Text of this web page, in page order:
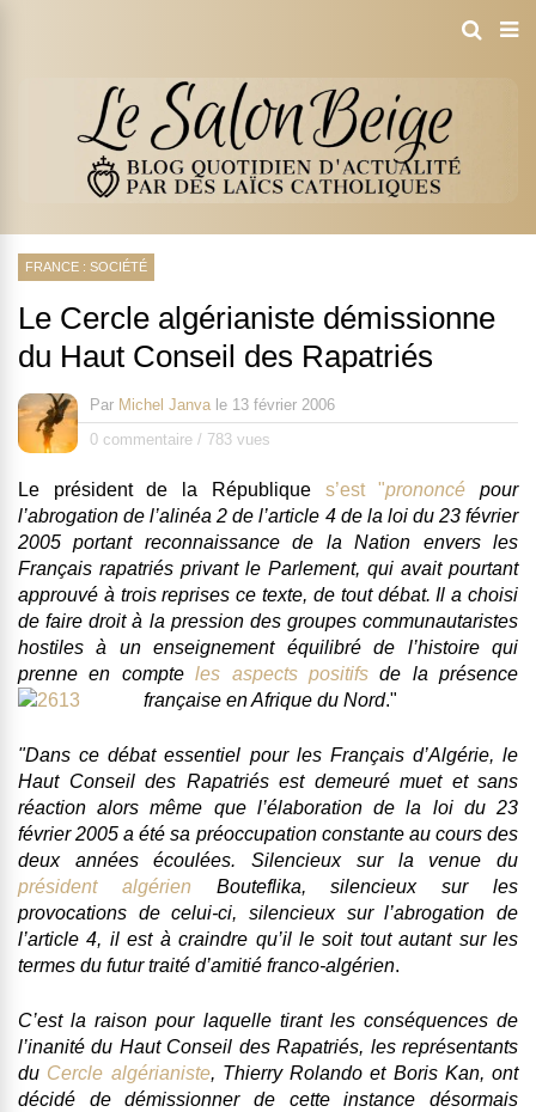
FRANCE : SOCIÉTÉ
Le Cercle algérianiste démissionne
du Haut Conseil des Rapatriés
Par Michel Janva le 13 février 2006
0 commentaire / 783 vues
Le président de la République s’est "prononcé pour
l’abrogation de l’alinéa 2 de l’article 4 de la loi du 23 février
2005 portant reconnaissance de la Nation envers les
Français rapatriés privant le Parlement, qui avait pourtant
approuvé à trois reprises ce texte, de tout débat. Ila choisi
de faire droit à la pression des groupes communautaristes
hostiles à un enseignement équilibré de l’histoire qui
prenne en compteles aspects positifsde la présence
française en Afrique du Nord."
"Dans ce débat essentiel pour les Français d’Algérie, le
Haut Conseil des Rapatriés est demeuré muet et sans
réaction alors même que l’élaboration de la loi du 23
février 2005 a été sa préoccupation constante au cours des
deux années écoulées. Silencieux sur la venue du
président algérien
Bouteflika,silencieux sur les
provocations de celui-ci, silencieux sur l’abrogation de
l’article 4, il est à craindre qu’il le soit tout autant sur les
termes du futur traité d’amitié franco-algérien.
C’est la raison pour laquelle tirant les conséquences de
l’inanité du Haut Conseil des Rapatriés, les représentants
du Cercle algérianiste, Thierry Rolando et Boris Kan, ont
décidé de démissionner de cette instance désormais